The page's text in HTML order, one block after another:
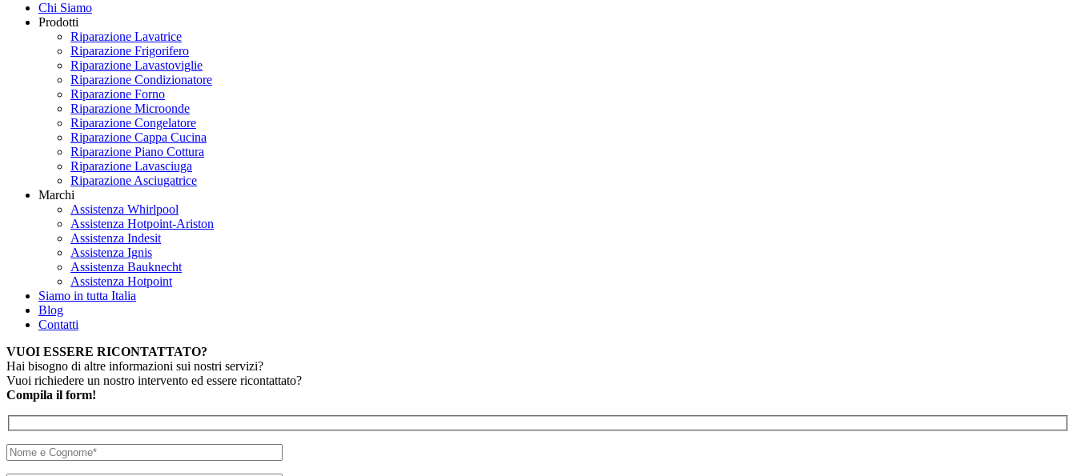
Chi Siamo
Prodotti
Riparazione Lavatrice
Riparazione Frigorifero
Riparazione Lavastoviglie
Riparazione Condizionatore
Riparazione Forno
Riparazione Microonde
Riparazione Congelatore
Riparazione Cappa Cucina
Riparazione Piano Cottura
Riparazione Lavasciuga
Riparazione Asciugatrice
Marchi
Assistenza Whirlpool
Assistenza Hotpoint-Ariston
Assistenza Indesit
Assistenza Ignis
Assistenza Bauknecht
Assistenza Hotpoint
Siamo in tutta Italia
Blog
Contatti
VUOI ESSERE RICONTATTATO?
Hai bisogno di altre informazioni sui nostri servizi?
Vuoi richiedere un nostro intervento ed essere ricontattato?
Compila il form!